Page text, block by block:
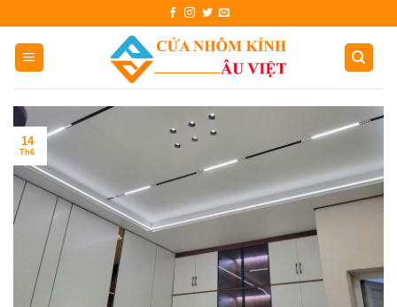
content
14
Th6